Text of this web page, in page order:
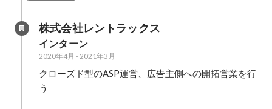
株式会社レントラックス
インターン
2020年4月 -2021年3月
クローズド型のASP運営、広告主側への開拓営業を行
う